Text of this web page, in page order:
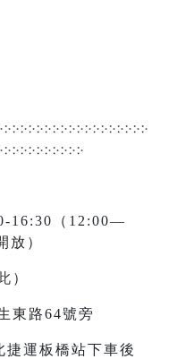
16:30（12:00—
放）
）
東路64號旁
板橋站下車後